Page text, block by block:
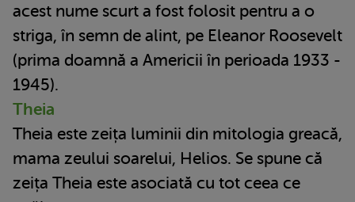
acest nume scurt a fost folosit pentru a o
striga, în semn de alint, pe Eleanor Roosevelt
(prima doamnă a Americii în perioada 1933 -
1945).
Theia
Theia este zeița luminii din mitologia greacă,
mama zeului soarelui, Helios. Se spune că
zeița Theia este asociată cu tot ceea ce